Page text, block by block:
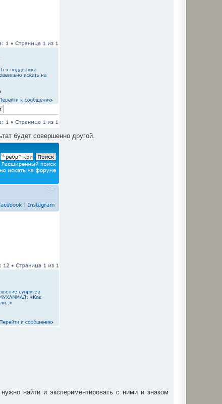
будет совершенно другой.
найти и экспериментировать с ними и знаком